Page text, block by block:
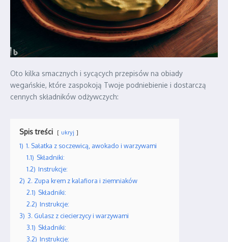
Oto kilka smacznych i sycących przepisów na obiady
wegańskie, które zaspokoją Twoje podniebienie i dostarczą
cennych składników odżywczych:
Spis treści ukryj
1) 1. Sałatka z soczewicą, awokado i warzywami
1.1) Składniki:
1.2) Instrukcje:
2) 2. Zupa krem z kalafiora i ziemniaków
2.1) Składniki:
2.2) Instrukcje:
3) 3. Gulasz z ciecierzycy i warzywami
3.1) Składniki:
3.2) Instrukcje: